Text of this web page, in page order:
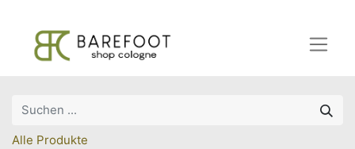
Alle Produkte